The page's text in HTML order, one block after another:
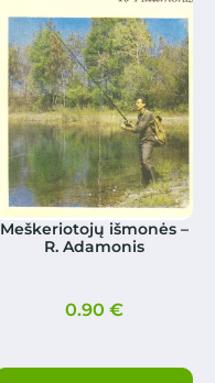
Meškeriotojų išmonės –
R. Adamonis
0.90 €